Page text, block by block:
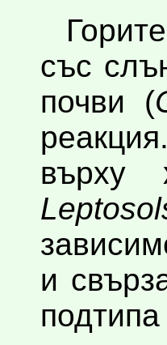
със
почви (
върху
и